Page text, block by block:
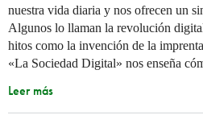
nuestra vida diaria y nos ofrecen un
Algunos lo llaman la revolución
hitos como la invención de la
«La Sociedad Digital» nos enseña
Leer más